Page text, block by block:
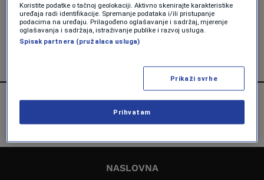
osvojio imigrant obolio od raka:
Nadam se da ću naći dobrog doktora
Forbes
NASLOVNA
Koristite podatke o tačnoj geolokaciji. Aktivno skenirajte karakteristike
uređaja radi identifikacije. Spremanje podataka i/ili pristupanje
podacima na uređaju. Prilagođeno oglašavanje i sadržaj, mjerenje
oglašavanja i sadržaja, istraživanje publike i razvoj usluga.
Spisak partnera (pružalaca usluga)
Prikaži svrhe
Prihvatam